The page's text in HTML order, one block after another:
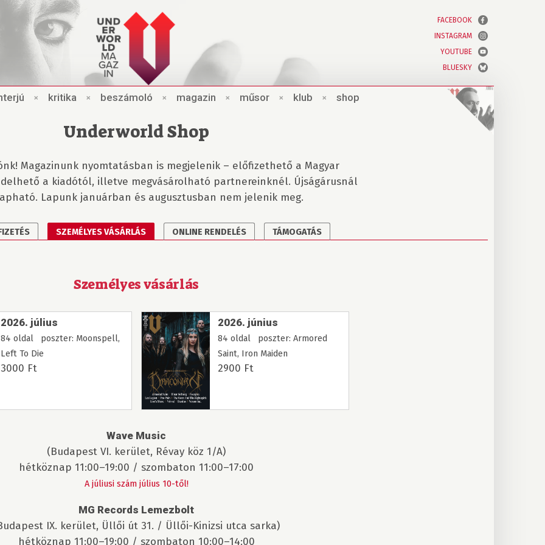
FACEBOOK
INSTAGRAM
YOUTUBE
BLUESKY
erjú × kritika × beszámoló × magazin × műsor × klub × shop
Underworld Shop
Magazinunk nyomtatásban is megjelenik – előfizethető a Magyar
a kiadótól, illetve megvásárolható partnereinknél. Újságárusnál
Lapunk januárban és augusztusban nem jelenik meg.
SZEMÉLYESVÁSÁRLÁS ONLINE RENDELÉS TÁMOGATÁS
Személyes vásárlás
2026. július
84 oldal poszter: Moonspell,
Left To Die
3000 Ft
2026. június
84 oldal poszter: Armored
Saint, Iron Maiden
2900 Ft
Wave Music
(Budapest VI. kerület, Révay köz 1/A)
hétköznap 11:00–19:00 / szombaton 11:00–17:00
A júliusi szám július 10-től!
MG Records Lemezbolt
IX. kerület, Üllői út 31. / Üllői-Kinizsi utca sarka)
hétköznap 11:00–19:00 / szombaton 10:00–14:00